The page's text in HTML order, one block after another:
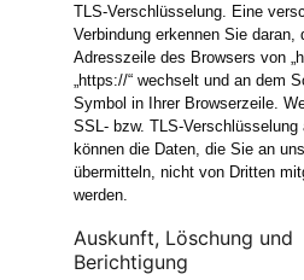
TLS-Verschlüsselung. Eine
Verbindung erkennen Sie daran,
Adresszeile des Browsers von
„https://“ wechselt und an dem
Symbol in Ihrer Browserzeile.
SSL- bzw. TLS-Verschlüsselung
können die Daten, die Sie an uns
übermitteln, nicht von Dritten
werden.
Auskunft, Löschung und
Berichtigung